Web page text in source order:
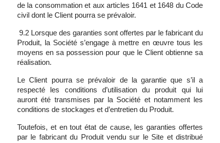
de la consommation et aux articles 1641 et 1648 du Code
civil dont le Client pourra se prévaloir.
9.2 Lorsque des garanties sont offertes par le fabricant du
Produit, la Société s’engage à mettre en œuvre tous les
moyens en sa possession pour que le Client obtienne sa
réalisation.
Le Client pourra se prévaloir de la garantie que s’il a
respecté les conditions d’utilisation du produit qui lui
auront été transmises par la Société et notamment les
conditions de stockages et d’entretien du Produit.
Toutefois, et en tout état de cause, les garanties offertes
par le fabricant du Produit vendu sur le Site et distribué